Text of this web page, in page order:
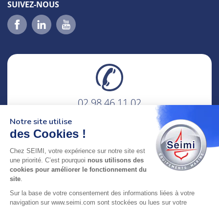
SUIVEZ-NOUS
02 98 46 11 02
adresse : 75 Rue Amiral Troude,
29200 Brest FRANCE
LABELLISÉE
Notre site utilise
des Cookies !
Chez SEIMI, votre expérience sur notre site est
une priorité. C’est pourquoi nous utilisons des
cookies pour améliorer le fonctionnement du
site.
Sur la base de votre consentement des informations liées à votre
navigation sur www.seimi.com sont stockées ou lues sur votre